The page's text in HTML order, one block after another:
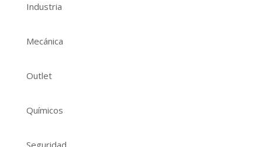
Industria
Mecánica
Outlet
Químicos
Seguridad